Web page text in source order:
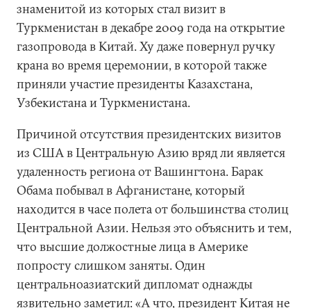
знаменитой из которых стал визит в
Туркменистан в декабре 2009 года на открытие
газопровода в Китай. Ху даже повернул ручку
крана во время церемонии, в которой также
приняли участие президенты Казахстана,
Узбекистана и Туркменистана.
Причиной отсутствия президентских визитов
из США в Центральную Азию вряд ли является
удаленность региона от Вашингтона. Барак
Обама побывал в Афганистане, который
находится в часе полета от большинства столиц
Центральной Азии. Нельзя это объяснить и тем,
что высшие должостные лица в Америке
попросту слишком заняты. Один
центральноазиатский дипломат однажды
язвительно заметил: «А что, президент Китая не